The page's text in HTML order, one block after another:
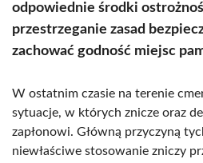
odpowiednie środki
przestrzeganie zasad
zachować godność miejsc
W ostatnim czasie na terenie
sytuacje, w których znicze oraz
zapłonowi. Główną przyczyną
niewłaściwe stosowanie zniczy